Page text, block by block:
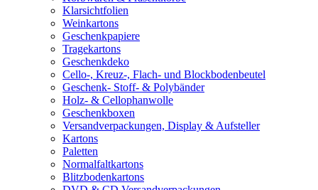
Klarsichtfolien
Weinkartons
Geschenkpapiere
Tragekartons
Geschenkdeko
Cello-, Kreuz-, Flach- und Blockbodenbeutel
Geschenk- Stoff- & Polybänder
Holz- & Cellophanwolle
Geschenkboxen
Versandverpackungen, Display & Aufsteller
Kartons
Paletten
Normalfaltkartons
Blitzbodenkartons